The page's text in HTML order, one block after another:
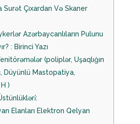
Surət Çıxardan Və Skaner
Azərbaycanlıların Pulunu
: Birinci Yazı
(poliplər, Uşaqlığın
Düyünlü Mastopatiya,
)
Elanları Elektron Qelyan